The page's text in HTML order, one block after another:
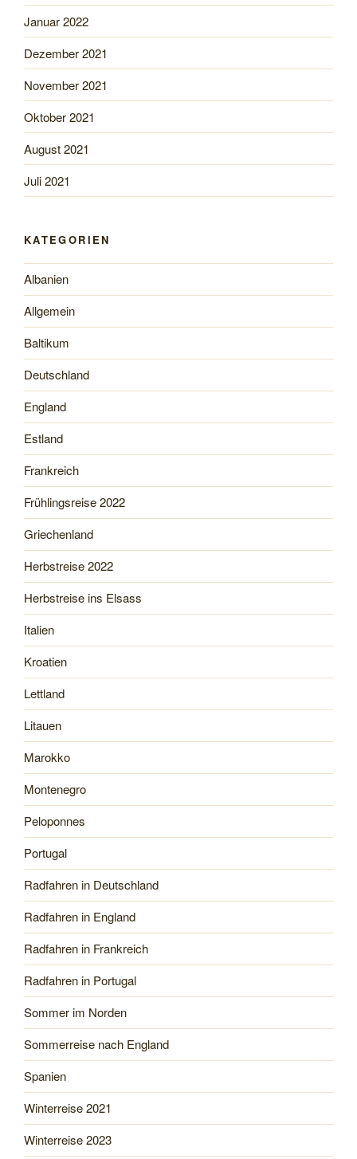
Januar 2022
Dezember 2021
November 2021
Oktober 2021
August 2021
Juli 2021
KATEGORIEN
Albanien
Allgemein
Baltikum
Deutschland
England
Estland
Frankreich
Frühlingsreise 2022
Griechenland
Herbstreise 2022
Herbstreise ins Elsass
Italien
Kroatien
Lettland
Litauen
Marokko
Montenegro
Peloponnes
Portugal
Radfahren in Deutschland
Radfahren in England
Radfahren in Frankreich
Radfahren in Portugal
Sommer im Norden
Sommerreise nach England
Spanien
Winterreise 2021
Winterreise 2023